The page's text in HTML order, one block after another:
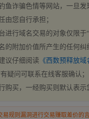
鱼诈骗色情等网站，一旦
您自行承担；
进行域名交易的对象仅限于
的附加价值所产生的任何
议仔细阅读 《西数预释放
疑问可联系在线客服确认；
购买，一经购买则默认表
规则漏洞进行交易赚取差价的